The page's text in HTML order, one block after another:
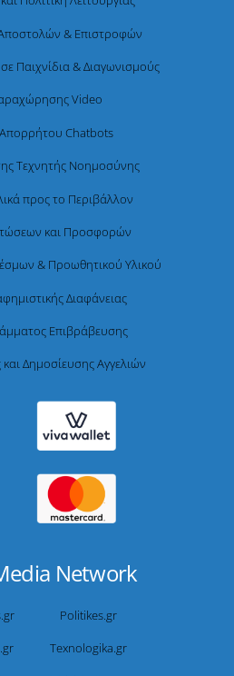
& Επιστροφών
Παιχνίδια & Διαγωνισμούς
Video
Απορρήτου Chatbots
Τεχνητής Νοημοσύνης
προς το Περιβάλλον
και Προσφορών
& Προωθητικού Υλικού
Διαφάνειας
Επιβράβευσης
Δημοσίευσης Αγγελιών
Network
Politikes.gr
Texnologika.gr